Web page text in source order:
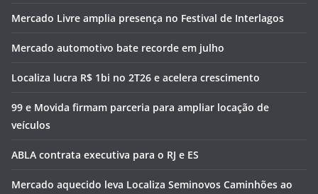
Mercado Livre amplia presença no Festival de Interlagos
Mercado automotivo bate recorde em julho
Localiza lucra R$ 1bi no 2T26 e acelera crescimento
99 e Movida firmam parceria para ampliar locação de
veículos
ABLA contrata executiva para o RJ e ES
Mercado aquecido leva Localiza Seminovos Caminhões ao